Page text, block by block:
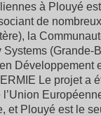
à Plouyé
de
la
(Grande-
Développement
Le projet a
et Plouyé est le